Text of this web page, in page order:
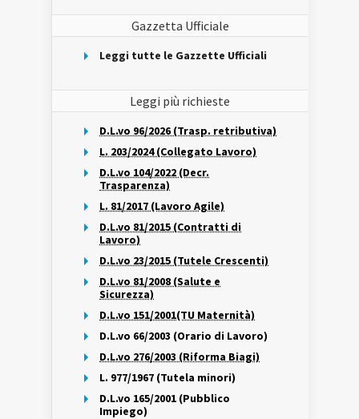
Gazzetta Ufficiale
Leggi tutte le Gazzette Ufficiali
Leggi più richieste
D.L.vo 96/2026 (Trasp. retributiva)
L. 203/2024 (Collegato Lavoro)
D.L.vo 104/2022 (Decr.
Trasparenza)
L. 81/2017 (Lavoro Agile)
D.L.vo 81/2015 (Contratti di
Lavoro)
D.L.vo 23/2015 (Tutele Crescenti)
D.L.vo 81/2008 (Salute e
Sicurezza)
D.L.vo 151/2001(TU Maternità)
D.L.vo 66/2003 (Orario di Lavoro)
D.L.vo 276/2003 (Riforma Biagi)
L. 977/1967 (Tutela minori)
D.L.vo 165/2001 (Pubblico
Impiego)